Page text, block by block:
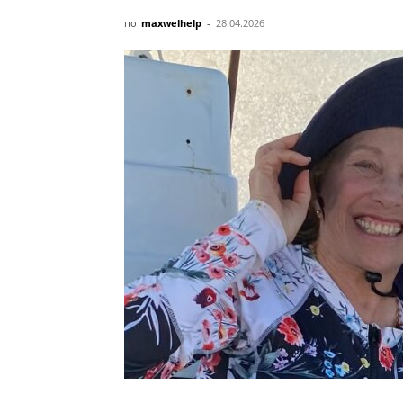
по maxwelhelp - 28.04.2026